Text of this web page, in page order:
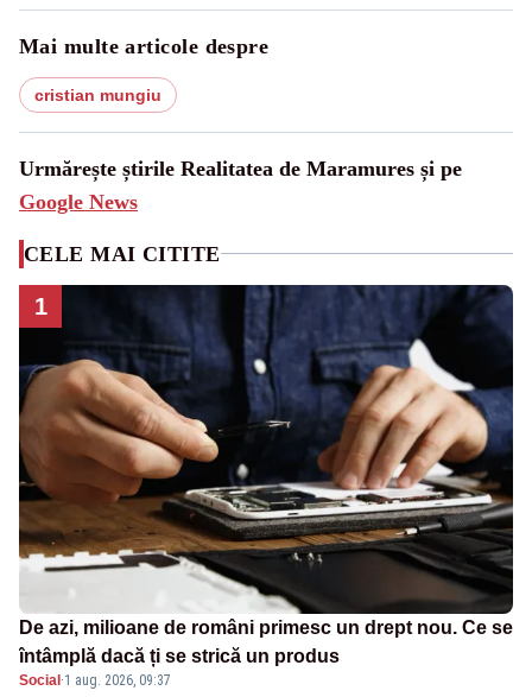
Mai multe articole despre
cristian mungiu
Urmărește știrile Realitatea de Maramures și pe
Google News
CELE MAI CITITE
1
De azi, milioane de români primesc un drept nou. Ce se
întâmplă dacă ți se strică un produs
Social ·1 aug. 2026, 09:37